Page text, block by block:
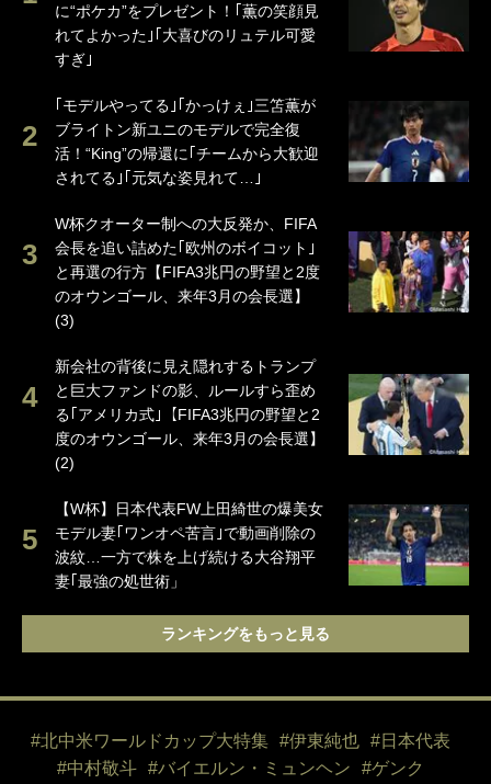
に“ポケカ”をプレゼント！｢薫の笑顔見
れてよかった｣｢大喜びのリュテル可愛
すぎ｣
｢モデルやってる｣｢かっけぇ｣三笘薫が
ブライトン新ユニのモデルで完全復
活！“King”の帰還に｢チームから大歓迎
されてる｣｢元気な姿見れて…｣
W杯クオーター制への大反発か、FIFA
会長を追い詰めた｢欧州のボイコット｣
と再選の行方【FIFA3兆円の野望と2度
のオウンゴール、来年3月の会長選】
(3)
新会社の背後に見え隠れするトランプ
と巨大ファンドの影、ルールすら歪め
る｢アメリカ式｣【FIFA3兆円の野望と2
度のオウンゴール、来年3月の会長選】
(2)
【W杯】日本代表FW上田綺世の爆美女
モデル妻｢ワンオペ苦言｣で動画削除の
波紋…一方で株を上げ続ける大谷翔平
妻｢最強の処世術」
ランキングをもっと見る
#北中米ワールドカップ大特集 #伊東純也
#日本代表
#中村敬斗
#バイエルン・ミュンヘン
#ゲンク